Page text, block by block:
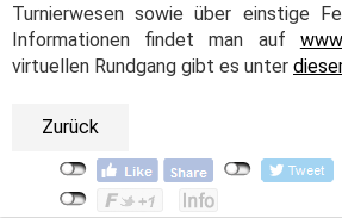
Turnierwesen sowie über einstige
Informationen findet man auf
virtuellen Rundgang gibt es unter
Zurück